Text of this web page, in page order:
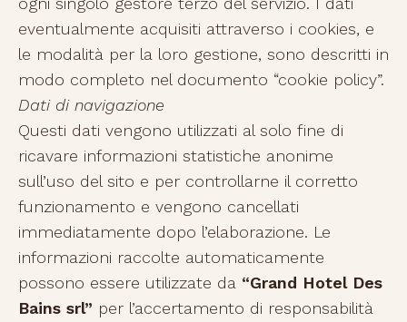
eventualmente acquisiti attraverso i cookies, e
le modalità per la loro gestione, sono descritti in
modo completo nel documento “cookie policy”.
Dati di navigazione
Questi dati vengono utilizzati al solo fine di
ricavare informazioni statistiche anonime
sull’uso del sito e per controllarne il corretto
funzionamento e vengono cancellati
immediatamente dopo l’elaborazione. Le
informazioni raccolte automaticamente
possono essere utilizzate da “Grand Hotel Des
Bains srl” per l’accertamento di responsabilità